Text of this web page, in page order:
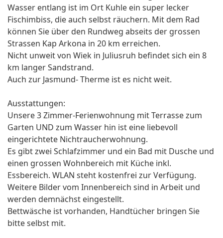
Wasser entlang ist im Ort Kuhle ein super lecker
Fischimbiss, die auch selbst räuchern. Mit dem Rad
können Sie über den Rundweg abseits der grossen
Strassen Kap Arkona in 20 km erreichen.
Nicht unweit von Wiek in Juliusruh befindet sich ein 8
km langer Sandstrand.
Auch zur Jasmund- Therme ist es nicht weit.
Ausstattungen:
Unsere 3 Zimmer-Ferienwohnung mit Terrasse zum
Garten UND zum Wasser hin ist eine liebevoll
eingerichtete Nichtraucherwohnung.
Es gibt zwei Schlafzimmer und ein Bad mit Dusche und
einen grossen Wohnbereich mit Küche inkl.
Essbereich. WLAN steht kostenfrei zur Verfügung.
Weitere Bilder vom Innenbereich sind in Arbeit und
werden demnächst eingestellt.
Bettwäsche ist vorhanden, Handtücher bringen Sie
bitte selbst mit.